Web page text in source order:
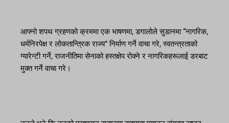
आफ्नो शपथ ग्रहणको क्रममा एक भाषणमा, डगालोले सुडानमा “नागरिक,
धर्मनिरपेक्ष र लोकतान्त्रिक राज्य” निर्माण गर्ने वाचा गरे, स्वतन्त्रताको
ग्यारेन्टी गर्ने, राजनीतिमा सेनाको हस्तक्षेप रोक्ने र नागरिकहरूलाई डरबाट
मुक्त गर्ने वाचा गरे।